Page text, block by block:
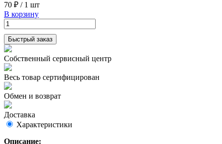
70 ₽ / 1 шт
В корзину
Быстрый заказ
Собственный сервисный центр
Весь товар сертифицирован
Обмен и возврат
Доставка
Характеристики
Описание: